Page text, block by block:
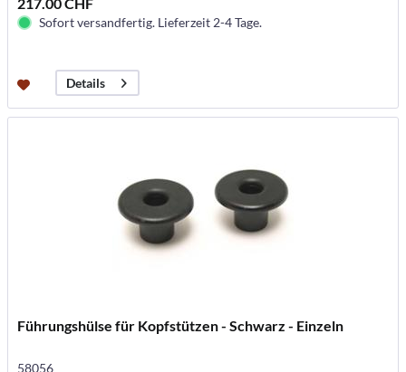
Sofort versandfertig. Lieferzeit 2-4 Tage.
Details
Führungshülse für Kopfstützen - Schwarz - Einzeln
58056